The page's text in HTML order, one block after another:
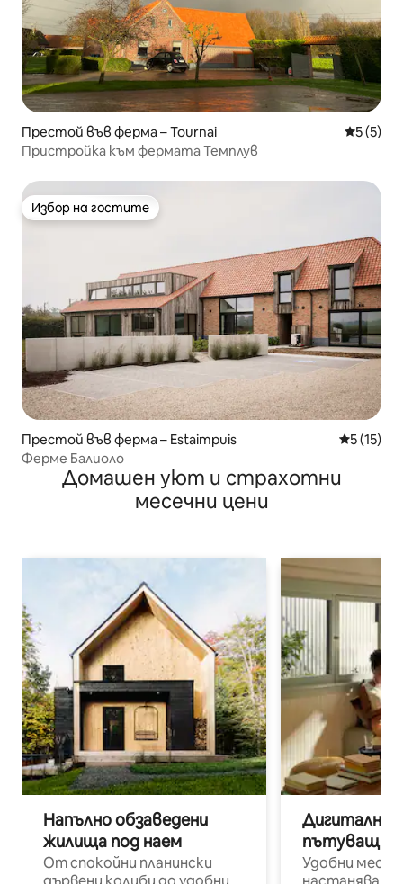
Престой във ферма – Tournai Средна
5 (5)
Пристройка към фермата Темплув
Избор на гостите
Избор на гостите
Престой във ферма – Estaimpuis Средна
5 (15)
Ферме Балиоло
Домашен уют и страхотни
месечни цени
Напълно обзаведени
жилища под наем
От спокойни планински
Дигитални
пътуващи
Удобни